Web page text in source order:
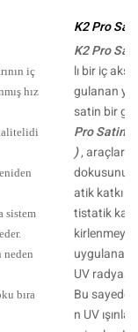
iç
hız
sistem
neden
bıra
K2 Pro
K2 Pro
lı bir iç
gulanan
satin bir
Pro Satina
),
dokusunu
atik katkı
tistatik
kirlenmeyi
uygulanan
UV
Bu sayede
n UV